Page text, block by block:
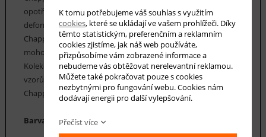
opotřebení, vláken, která jsou pružná a odolná proti
deformaci. Údržba koberců Chappe je velice snadná. Koberce
Chappe mají vysoký koeficient tepelné vodivosti, a proto
mohou být použity v místnostech s podlahovým topením.
Kolekce koberců Chappe nabízí řadu klasických i moderních
vzorů, včetně geometrických, floristických a perských.Koberce
Chappe nabízíme v nejrůznějších rozměrech.
Barva koberce: hnědá, béžová, krémová, černá
K tomu potřebujeme váš souhlas s využitím
cookies, které se ukládají ve vašem prohlížeči. Díky
těmto statistickým, preferenčním a reklamním
cookies zjistíme, jak náš web používáte,
přizpůsobíme vám zobrazené informace a
nebudeme vás obtěžovat nerelevantní reklamou.
Můžete také pokračovat pouze s cookies
nezbytnými pro fungování webu. Cookies nám
dodávají energii pro další vylepšování.
Přečíst více